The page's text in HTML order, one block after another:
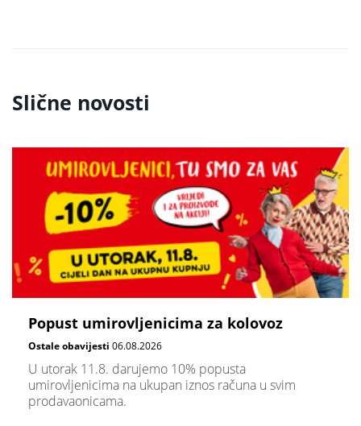
Slične novosti
Popust umirovljenicima za kolovoz
Ostale obavijesti 06.08.2026
U utorak 11.8. darujemo 10% popusta
umirovljenicima na ukupan iznos računa u svim
prodavaonicama.